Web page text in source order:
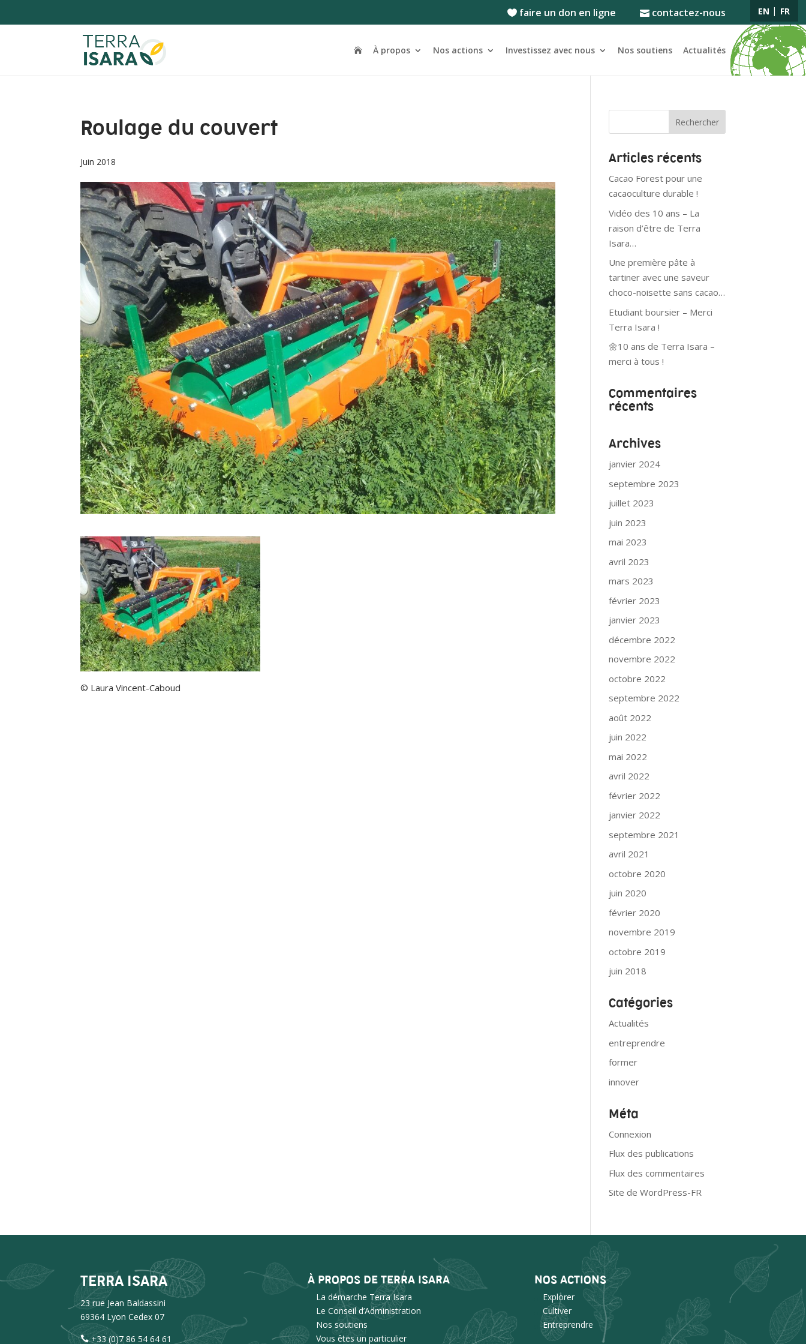
faire un don en ligne contactez-nous
À propos Nos actions Investissez avec nous Nos soutiens Actualités
Roulage du couvert
Juin 2018
© Laura Vincent-Caboud
Articles récents
Cacao Forest pour une
cacaoculture durable !
Vidéo des 10 ans – La
raison d’être de Terra
Isara…
Une première pâte à
tartiner avec une saveur
choco-noisette sans cacao…
Etudiant boursier – Merci
Terra Isara !
🌼10 ans de Terra Isara –
merci à tous !
Commentaires
récents
Archives
janvier 2024
septembre 2023
juillet 2023
juin 2023
mai 2023
avril 2023
mars 2023
février 2023
janvier 2023
décembre 2022
novembre 2022
octobre 2022
septembre 2022
août 2022
juin 2022
mai 2022
avril 2022
février 2022
janvier 2022
septembre 2021
avril 2021
octobre 2020
juin 2020
février 2020
novembre 2019
octobre 2019
juin 2018
Catégories
Actualités
entreprendre
former
innover
Méta
Connexion
Flux des publications
Flux des commentaires
Site de WordPress-FR
TERRA ISARA
23 rue Jean Baldassini
69364 Lyon Cedex 07
+33 (0)7 86 54 64 61
À PROPOS DE TERRA ISARA
La démarche Terra Isara
Le Conseil d’Administration
Nos soutiens
Vous êtes un particulier
NOS ACTIONS
Explorer
Cultiver
Entreprendre
EN FR